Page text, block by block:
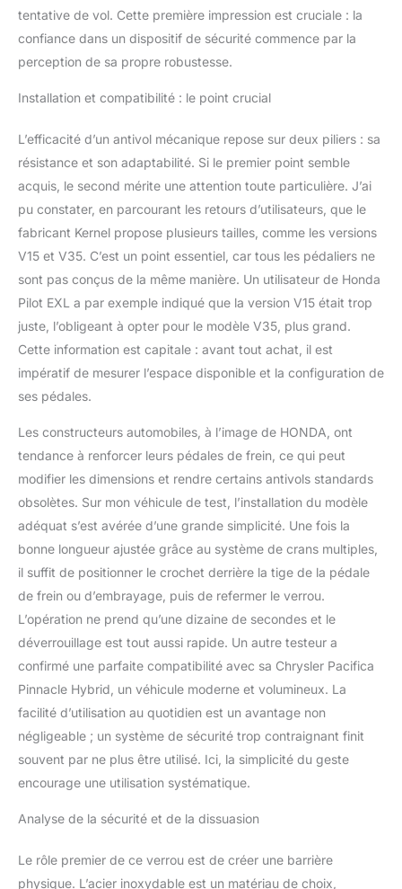
d'autodéfense dans des
situations inattendues
Modèles de voiture
voiture convient à la
de 100 à 160 mm du sol,
et la pédale de la tige du
pied est de 16 à 35 mm.
Veuillez vérifier la hauteur
et la largeur de la pédale
de voiture avant l'achat
tentative de vol. Cette première impression est cruciale : la
confiance dans un dispositif de sécurité commence par la
perception de sa propre robustesse.
Installation et compatibilité : le point crucial
L’efficacité d’un antivol mécanique repose sur deux piliers : sa
résistance et son adaptabilité. Si le premier point semble
acquis, le second mérite une attention toute particulière. J’ai
pu constater, en parcourant les retours d’utilisateurs, que le
fabricant Kernel propose plusieurs tailles, comme les versions
V15 et V35. C’est un point essentiel, car tous les pédaliers ne
sont pas conçus de la même manière. Un utilisateur de Honda
Pilot EXL a par exemple indiqué que la version V15 était trop
juste, l’obligeant à opter pour le modèle V35, plus grand.
Cette information est capitale : avant tout achat, il est
impératif de mesurer l’espace disponible et la configuration de
ses pédales.
Les constructeurs automobiles, à l’image de HONDA, ont
tendance à renforcer leurs pédales de frein, ce qui peut
modifier les dimensions et rendre certains antivols standards
obsolètes. Sur mon véhicule de test, l’installation du modèle
adéquat s’est avérée d’une grande simplicité. Une fois la
bonne longueur ajustée grâce au système de crans multiples,
il suffit de positionner le crochet derrière la tige de la pédale
de frein ou d’embrayage, puis de refermer le verrou.
L’opération ne prend qu’une dizaine de secondes et le
déverrouillage est tout aussi rapide. Un autre testeur a
confirmé une parfaite compatibilité avec sa Chrysler Pacifica
Pinnacle Hybrid, un véhicule moderne et volumineux. La
facilité d’utilisation au quotidien est un avantage non
négligeable ; un système de sécurité trop contraignant finit
souvent par ne plus être utilisé. Ici, la simplicité du geste
encourage une utilisation systématique.
Analyse de la sécurité et de la dissuasion
Le rôle premier de ce verrou est de créer une barrière
physique. L’acier inoxydable est un matériau de choix,